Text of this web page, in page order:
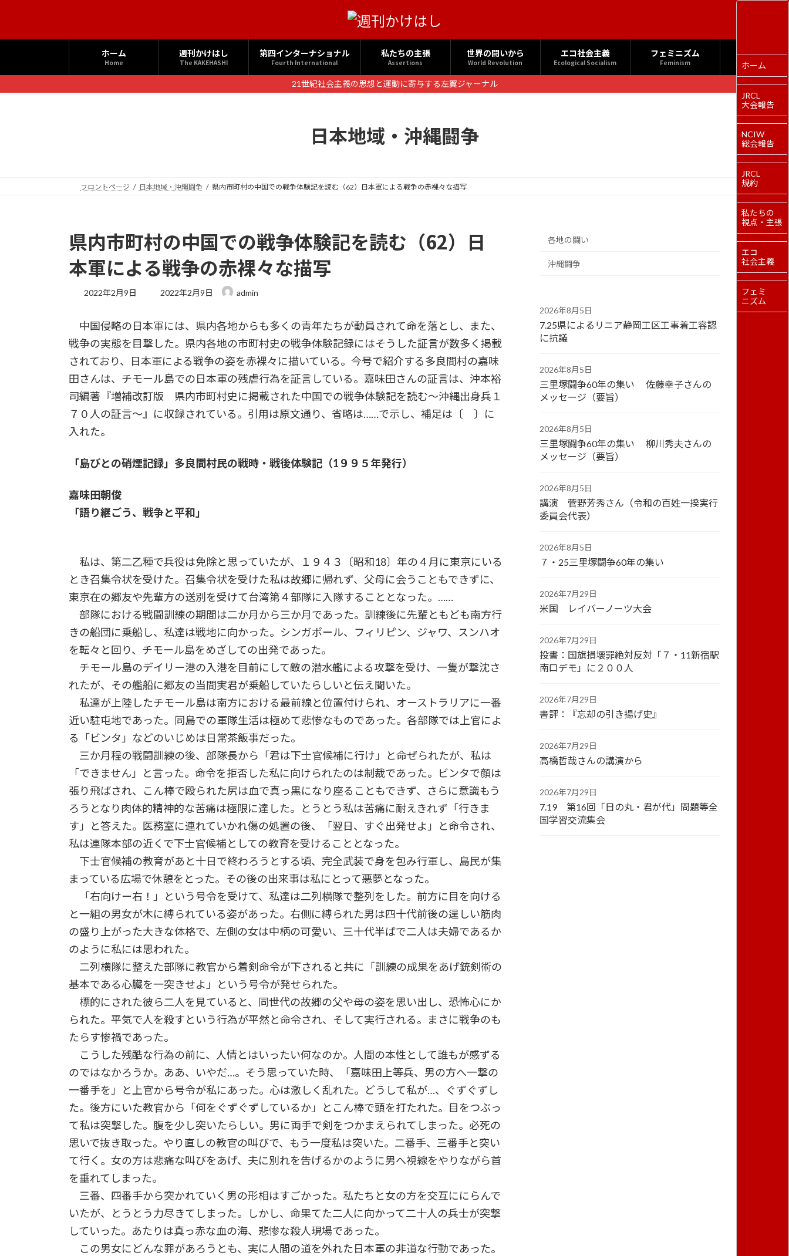
へ
ス
ョ
ン
ホーム
Home
週刊かけはし
The KAKEHASHI
第四インターナショナル
Fourth International
私たちの主張
Assertions
世界の闘いから
World Revolution
エコ社会主義
Ecological Socialism
フェミニズム
Feminism
21世紀社会主義の思想と運動に寄与する左翼ジャーナル
日本地域・沖縄闘争
フロントページ 日本地域・沖縄闘争 県内市町村の中国での戦争体験記を読む（62）日本軍による戦争の赤裸々な描写
県内市町村の中国での戦争体験記を読む（62）日
本軍による戦争の赤裸々な描写
2022年2月9日
最
新
日
時
:
2022年2月9日 admin
中国侵略の日本軍には、県内各地からも多くの青年たちが動員されて命を落とし、また、
戦争の実態を目撃した。県内各地の市町村史の戦争体験記録にはそうした証言が数多く掲載
されており、日本軍による戦争の姿を赤裸々に描いている。今号で紹介する多良間村の嘉味
田さんは、チモール島での日本軍の残虐行為を証言している。嘉味田さんの証言は、沖本裕
司編著『増補改訂版 県内市町村史に掲載された中国での戦争体験記を読む～沖縄出身兵１
７０人の証言～』に収録されている。引用は原文通り、省略は……で示し、補足は〔 〕に
入れた。
「島びとの硝煙記録」多良間村民の戦時・戦後体験記（1９９５年発行）
嘉味田朝俊
「語り継ごう、戦争と平和」
私は、第二乙種で兵役は免除と思っていたが、１９４３〔昭和18〕年の４月に東京にいる
とき召集令状を受けた。召集令状を受けた私は故郷に帰れず、父母に会うこともできずに、
東京在の郷友や先輩方の送別を受けて台湾第４部隊に入隊することとなった。……
部隊における戦闘訓練の期間は二か月から三か月であった。訓練後に先輩ともども南方行
きの船団に乗船し、私達は戦地に向かった。シンガポール、フィリピン、ジャワ、スンハオ
を転々と回り、チモール島をめざしての出発であった。
チモール島のデイリー港の入港を目前にして敵の潜水艦による攻撃を受け、一隻が撃沈さ
れたが、その艦船に郷友の当間実君が乗船していたらしいと伝え聞いた。
私達が上陸したチモール島は南方における最前線と位置付けられ、オーストラリアに一番
近い駐屯地であった。同島での軍隊生活は極めて悲惨なものであった。各部隊では上官によ
る「ビンタ」などのいじめは日常茶飯事だった。
三か月程の戦闘訓練の後、部隊長から「君は下士官候補に行け」と命ぜられたが、私は
「できません」と言った。命令を拒否した私に向けられたのは制裁であった。ビンタで顔は
張り飛ばされ、こん棒で殴られた尻は血で真っ黒になり座ることもできず、さらに意識もう
ろうとなり肉体的精神的な苦痛は極限に達した。とうとう私は苦痛に耐えきれず「行きま
す」と答えた。医務室に連れていかれ傷の処置の後、「翌日、すぐ出発せよ」と命令され、
私は連隊本部の近くで下士官候補としての教育を受けることとなった。
下士官候補の教育があと十日で終わろうとする頃、完全武装で身を包み行軍し、島民が集
まっている広場で休憩をとった。その後の出来事は私にとって悪夢となった。
「右向けー右！」という号令を受けて、私達は二列横隊で整列をした。前方に目を向ける
と一組の男女が木に縛られている姿があった。右側に縛られた男は四十代前後の逞しい筋肉
の盛り上がった大きな体格で、左側の女は中柄の可愛い、三十代半ばで二人は夫婦であるか
のように私には思われた。
二列横隊に整えた部隊に教官から着剣命令が下されると共に「訓練の成果をあげ銃剣術の
基本である心臓を一突きせよ」という号令が発せられた。
標的にされた彼ら二人を見ていると、同世代の故郷の父や母の姿を思い出し、恐怖心にか
られた。平気で人を殺すという行為が平然と命令され、そして実行される。まさに戦争のも
たらす惨禍であった。
こうした残酷な行為の前に、人情とはいったい何なのか。人間の本性として誰もが感ずる
のではなかろうか。ああ、いやだ…。そう思っていた時、「嘉味田上等兵、男の方へ一撃の
一番手を」と上官から号令が私にあった。心は激しく乱れた。どうして私が…、ぐずぐずし
た。後方にいた教官から「何をぐずぐずしているか」とこん棒で頭を打たれた。目をつぶっ
て私は突撃した。腹を少し突いたらしい。男に両手で剣をつかまえられてしまった。必死の
思いで抜き取った。やり直しの教官の叫びで、もう一度私は突いた。二番手、三番手と突い
て行く。女の方は悲痛な叫びをあげ、夫に別れを告げるかのように男へ視線をやりながら首
を垂れてしまった。
三番、四番手から突かれていく男の形相はすごかった。私たちと女の方を交互ににらんで
いたが、とうとう力尽きてしまった。しかし、命果てた二人に向かって二十人の兵士が突撃
していった。あたりは真っ赤な血の海、悲惨な殺人現場であった。
この男女にどんな罪があろうとも、実に人間の道を外れた日本軍の非道な行動であった。
各地の闘い
沖縄闘争
2026年8月5日
7.25県によるリニア静岡工区工事着工容認
に抗議
2026年8月5日
三里塚闘争60年の集い 佐藤幸子さんの
メッセージ（要旨）
2026年8月5日
三里塚闘争60年の集い 柳川秀夫さんの
メッセージ（要旨）
2026年8月5日
講演 菅野芳秀さん（令和の百姓一揆実行
委員会代表）
2026年8月5日
７・25三里塚闘争60年の集い
2026年7月29日
米国 レイバーノーツ大会
2026年7月29日
投書：国旗損壊罪絶対反対「７・11新宿駅
南口デモ」に２００人
2026年7月29日
書評：『忘却の引き揚げ史』
2026年7月29日
高橋哲哉さんの講演から
2026年7月29日
7.19 第16回「日の丸・君が代」問題等全
国学習交流集会
ホーム
JRCL
大会報告
NCIW
総会報告
JRCL
規約
私たちの
視点・主張
エコ
社会主義
フェミ
ニズム